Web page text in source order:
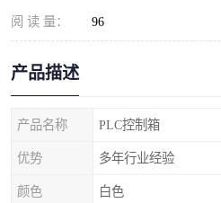
阅 读 量： 96
产品描述
产品名称 PLC控制箱
优势 多年行业经验
颜色 白色